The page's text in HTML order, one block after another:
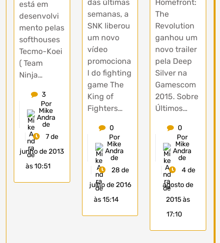
está em
desenvolvi
mento pelas
softhouses
Tecmo-Koei
( Team
Ninja…
3
Por
Mike
Andra
de
7 de
junho de 2013
às 10:51
das últimas
semanas, a
SNK liberou
um novo
vídeo
promociona
l do fighting
game The
King of
Fighters…
0
Por
Mike
Andra
de
28 de
julho de 2016
às 15:14
Homefront:
The
Revolution
ganhou um
novo trailer
pela Deep
Silver na
Gamescom
2015. Sobre
Últimos…
0
Por
Mike
Andra
de
4 de
agosto de
2015 às
17:10